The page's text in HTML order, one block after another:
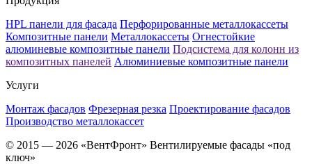
HPL панели для фасада Перфорированные металлокассеты
Композитные панели Металлокассеты Огнестойкие
алюминевые композитные панели Подсистема для колонн из
композитных панелей Алюминиевые композитные панели
Услуги
Монтаж фасадов Фрезерная резка Проектирование фасадов
Производство металлокассет
© 2015 — 2026 «ВентФронт» Вентилируемые фасады «под
ключ»